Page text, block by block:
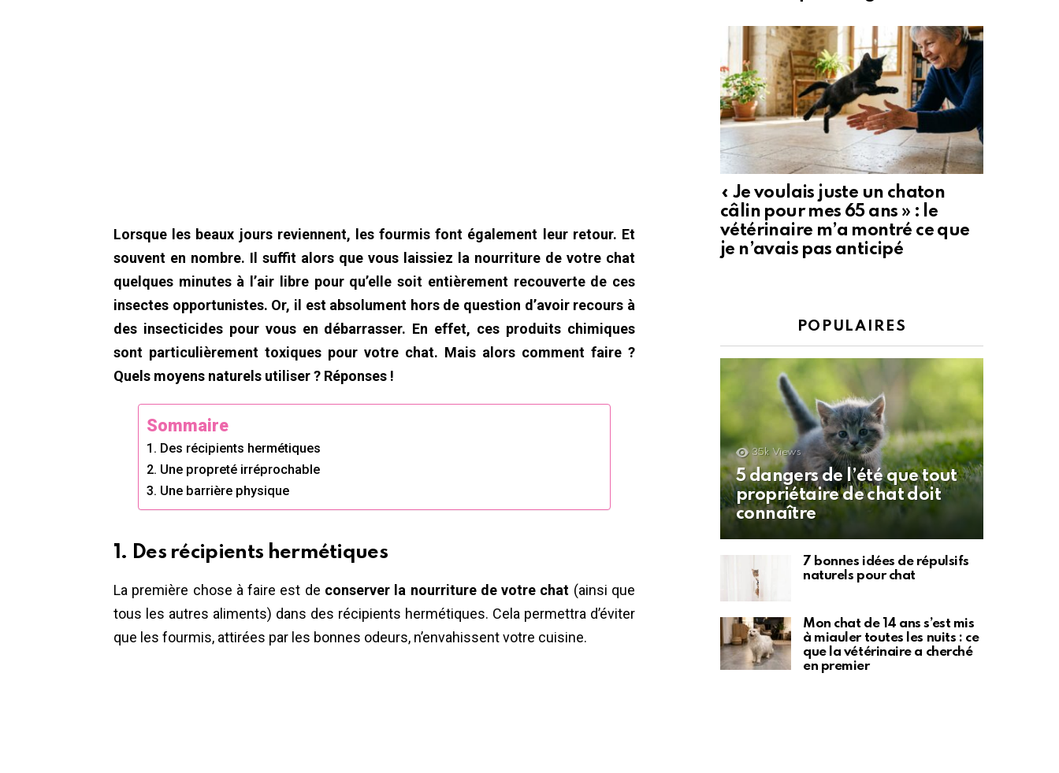
Lorsque les beaux jours reviennent, les fourmis font également leur retour. Et
souvent en nombre. Il suffit alors que vous laissiez la nourriture de votre chat
quelques minutes à l’air libre pour qu’elle soit entièrement recouverte de ces
insectes opportunistes. Or, il est absolument hors de question d’avoir recours à
des insecticides pour vous en débarrasser. En effet, ces produits chimiques
sont particulièrement toxiques pour votre chat. Mais alors comment faire ?
Quels moyens naturels utiliser ? Réponses !
Sommaire
1. Des récipients hermétiques
2. Une propreté irréprochable
3. Une barrière physique
1. Des récipients hermétiques
La première chose à faire est de conserver la nourriture de votre chat (ainsi que
tous les autres aliments) dans des récipients hermétiques. Cela permettra d’éviter
que les fourmis, attirées par les bonnes odeurs, n’envahissent votre cuisine.
« Je voulais juste un chaton
câlin pour mes 65 ans » : le
vétérinaire m’a montré ce que
je n’avais pas anticipé
POPULAIRES
35k Views
5 dangers de l’été que tout
propriétaire de chat doit
connaître
7 bonnes idées de répulsifs
naturels pour chat
Mon chat de 14 ans s’est mis
à miauler toutes les nuits : ce
que la vétérinaire a cherché
en premier